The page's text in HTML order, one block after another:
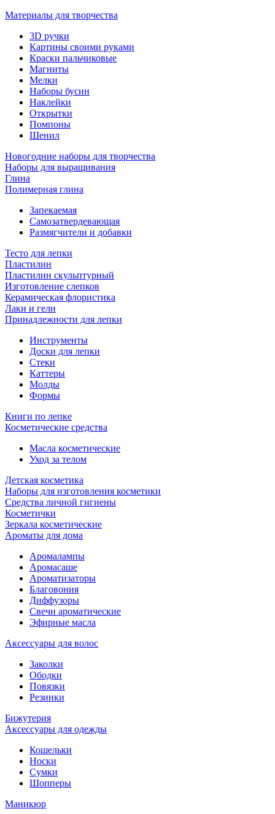
Материалы для творчества
3D ручки
Картины своими руками
Краски пальчиковые
Магниты
Мелки
Наборы бусин
Наклейки
Открытки
Помпоны
Шенил
Новогодние наборы для творчества
Наборы для выращивания
Глина
Полимерная глина
Запекаемая
Самозатвердевающая
Размягчители и добавки
Тесто для лепки
Пластилин
Пластилин скульптурный
Изготовление слепков
Керамическая флористика
Лаки и гели
Принадлежности для лепки
Инструменты
Доски для лепки
Стеки
Каттеры
Молды
Формы
Книги по лепке
Косметические средства
Масла косметические
Уход за телом
Детская косметика
Наборы для изготовления косметики
Средства личной гигиены
Косметички
Зеркала косметические
Ароматы для дома
Аромалампы
Аромасаше
Ароматизаторы
Благовония
Диффузоры
Свечи ароматические
Эфирные масла
Аксессуары для волос
Заколки
Ободки
Повязки
Резинки
Бижутерия
Аксессуары для одежды
Кошельки
Носки
Сумки
Шопперы
Маникюр